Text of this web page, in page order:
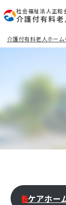
社会福祉法人正和
介護付有料
介護付有料老人ホー
ケアホー